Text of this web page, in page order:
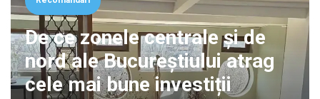
Recomandari
Cancerul de vezică biliară:
importanța diagnosticului
precoce